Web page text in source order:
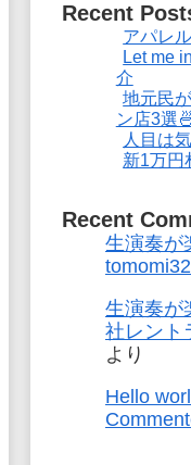
Recent
アパレ
Let me
介
地元民
ン店3選
人目は
新1万
Recent
生演奏が
生演奏が
社レン
より
Hello